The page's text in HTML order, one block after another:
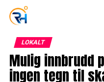
LOKALT
Mulig innbrudd
ingen tegn til